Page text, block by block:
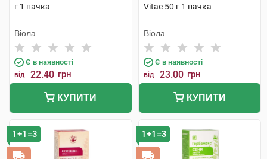
г 1 пачка
Віола
Є в наявності
від 22.40 грн
КУПИТИ
Vitae 50 г 1 пачка
Віола
Є в наявності
від 23.00 грн
КУПИТИ
1+1=3 1+1=3